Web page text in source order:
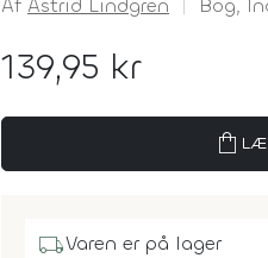
Af Astrid Lindgren Bog,
139,95 kr
shopping_bag
local_shippingVaren er på lager